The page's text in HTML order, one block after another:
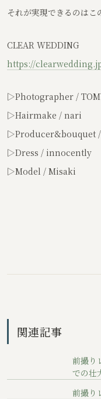
それが実現できるのはこ
CLEAR WEDDING
https://
▷Photographer /
▷Hairmake / nari
▷Producer&bouquet /
▷Dress / innocently
▷Model / Misaki
関連記事
前撮り
での壮
前撮り